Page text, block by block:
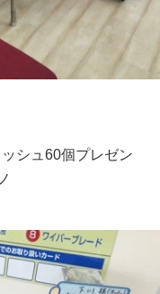
シュ60個プレゼン